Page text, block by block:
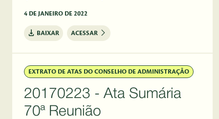
4 DE JANEIRO DE 2022
BAIXAR ACESSAR
EXTRATO DE ATAS DO CONSELHO DE ADMINISTRAÇÃO
20170223 - Ata Sumária
70ª Reunião